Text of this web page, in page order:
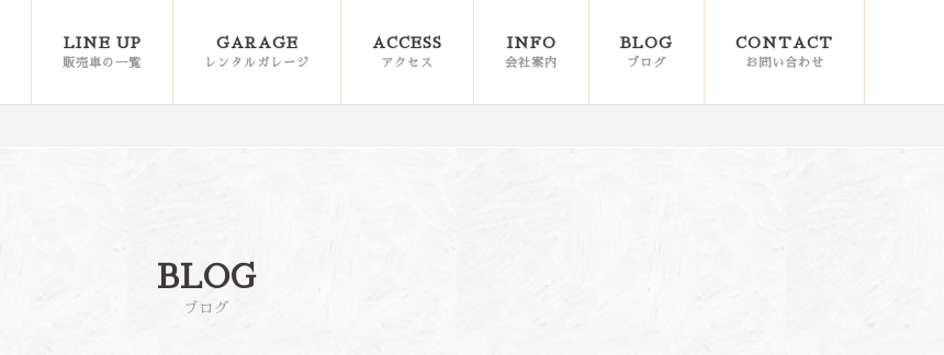
LINE UP
販売車の一覧
GARAGE
レンタルガレージ
ACCESS
アクセス
INFO
会社案内
BLOG
ブログ
CONTACT
お問い合わせ
BLOG
ブログ